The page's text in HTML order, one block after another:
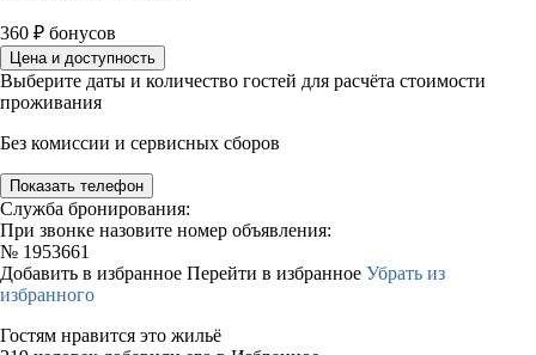
360 ₽ бонусов
Цена и доступность
Выберите даты и количество гостей для расчёта стоимости
проживания
Без комиссии и сервисных сборов
Показать телефон
Служба бронирования:
При звонке назовите номер объявления:
№ 1953661
Добавить в избранное Перейти в избранное Убрать из
избранного
Гостям нравится это жильё